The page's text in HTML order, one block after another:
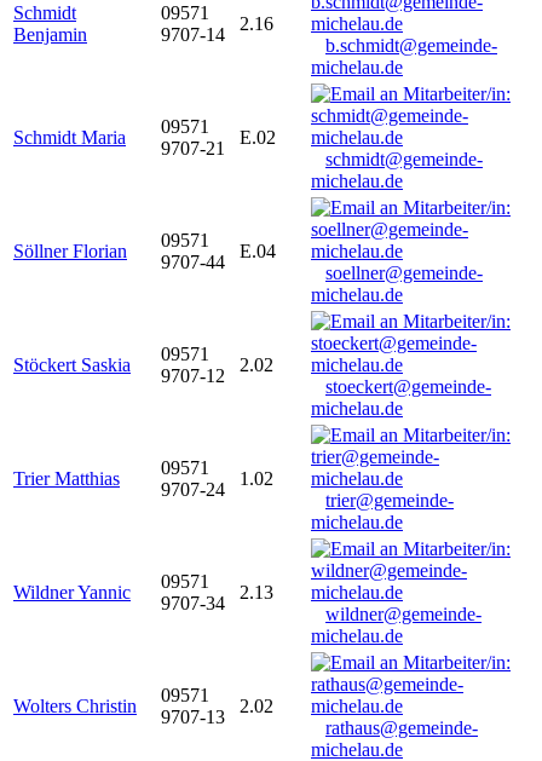
Schmidt
Benjamin
09571
9707-14
2.16
b.schmidt@gemeinde-
michelau.de
Schmidt Maria
09571
9707-21
E.02
schmidt@gemeinde-
michelau.de
Söllner Florian
09571
9707-44
E.04
soellner@gemeinde-
michelau.de
Stöckert Saskia
09571
9707-12
2.02
stoeckert@gemeinde-
michelau.de
Trier Matthias
09571
9707-24
1.02
trier@gemeinde-
michelau.de
Wildner Yannic
09571
9707-34
2.13
wildner@gemeinde-
michelau.de
Wolters Christin
09571
9707-13
2.02
rathaus@gemeinde-
michelau.de